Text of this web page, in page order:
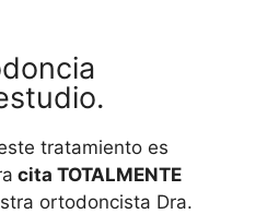
tratamiento es
cita TOTALMENTE
ortodoncista Dra.